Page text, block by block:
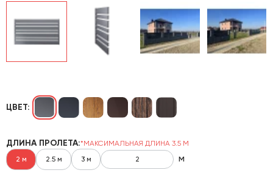
ЦВЕТ:
ДЛИНА ПРОЛЕТА:*МАКСИМАЛЬНАЯ ДЛИНА 3.5 М
2 м
2.5 м 3 м м